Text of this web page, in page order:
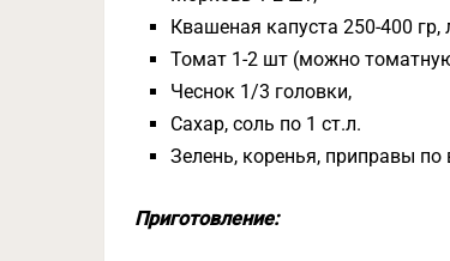
Квашеная капуста 250-400
Томат 1-2 шт (можно
Чеснок 1/3 головки,
Сахар, соль по 1 ст.л.
Зелень, коренья, приправы по
Приготовление: